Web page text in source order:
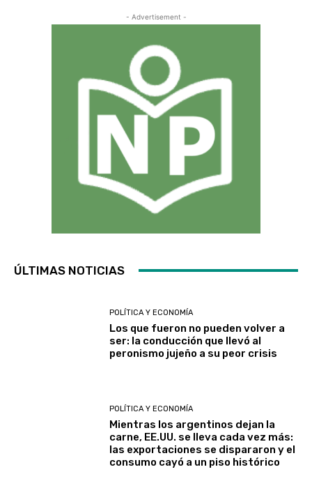
- Advertisement -
ÚLTIMAS NOTICIAS
POLÍTICA Y ECONOMÍA
Los que fueron no pueden volver a
ser: la conducción que llevó al
peronismo jujeño a su peor crisis
POLÍTICA Y ECONOMÍA
Mientras los argentinos dejan la
carne, EE.UU. se lleva cada vez más:
las exportaciones se dispararon y el
consumo cayó a un piso histórico